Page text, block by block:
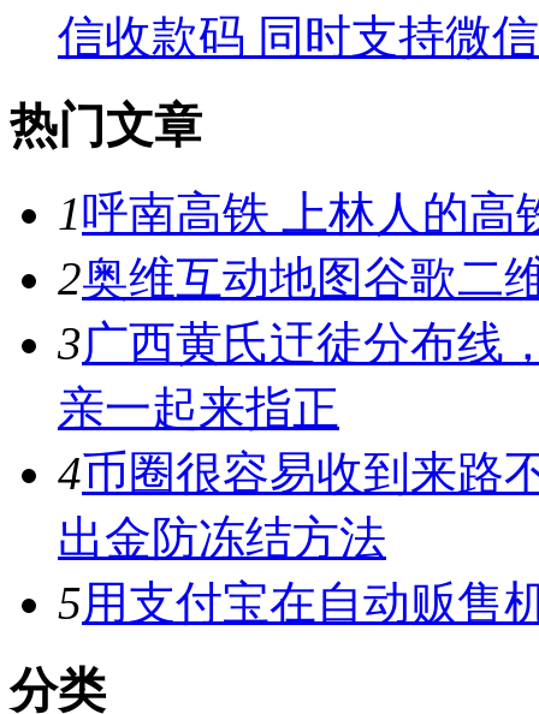
信收款码 同时支持微
热门文章
1呼南高铁 上林人的高
2奥维互动地图谷歌二
3广西黄氏迀徒分布线
亲一起来指正
4币圈很容易收到来路
出金防冻结方法
5用支付宝在自动贩售
分类